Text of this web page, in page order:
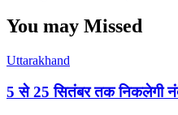
You may Missed
Uttarakhand
5 से 25 सितंबर तक निकलेगी